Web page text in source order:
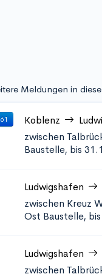
Meldungen in
Koblenz
zwischen
Baustelle, bis
Ludwigshafen
zwischen Kreuz
Ost Baustelle,
Ludwigshafen
zwischen